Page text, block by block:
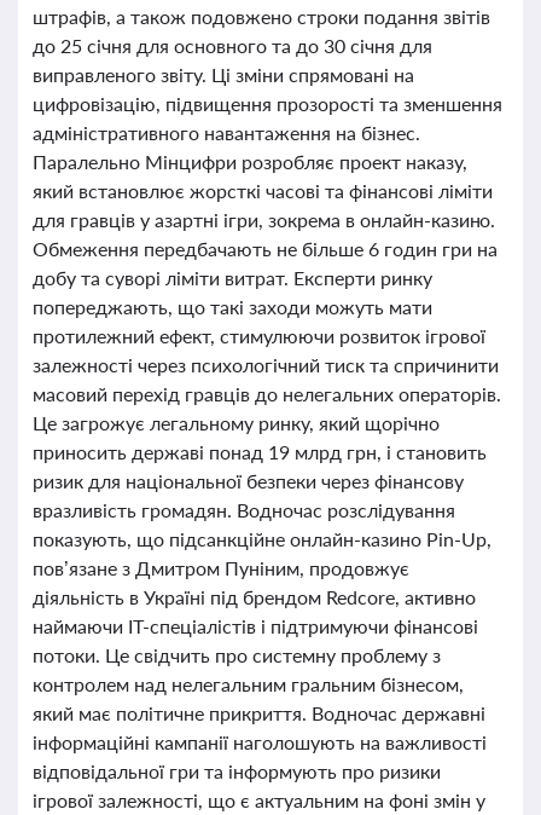
штрафів, а також подовжено строки подання звітів
до 25 січня для основного та до 30 січня для
виправленого звіту. Ці зміни спрямовані на
цифровізацію, підвищення прозорості та зменшення
адміністративного навантаження на бізнес.
Паралельно Мінцифри розробляє проект наказу,
який встановлює жорсткі часові та фінансові ліміти
для гравців у азартні ігри, зокрема в онлайн-казино.
Обмеження передбачають не більше 6 годин гри на
добу та суворі ліміти витрат. Експерти ринку
попереджають, що такі заходи можуть мати
протилежний ефект, стимулюючи розвиток ігрової
залежності через психологічний тиск та спричинити
масовий перехід гравців до нелегальних операторів.
Це загрожує легальному ринку, який щорічно
приносить державі понад 19 млрд грн, і становить
ризик для національної безпеки через фінансову
вразливість громадян. Водночас розслідування
показують, що підсанкційне онлайн-казино Pin-Up,
пов’язане з Дмитром Пуніним, продовжує
діяльність в Україні під брендом Redcore, активно
наймаючи IT-спеціалістів і підтримуючи фінансові
потоки. Це свідчить про системну проблему з
контролем над нелегальним гральним бізнесом,
який має політичне прикриття. Водночас державні
інформаційні кампанії наголошують на важливості
відповідальної гри та інформують про ризики
ігрової залежності, що є актуальним на фоні змін у